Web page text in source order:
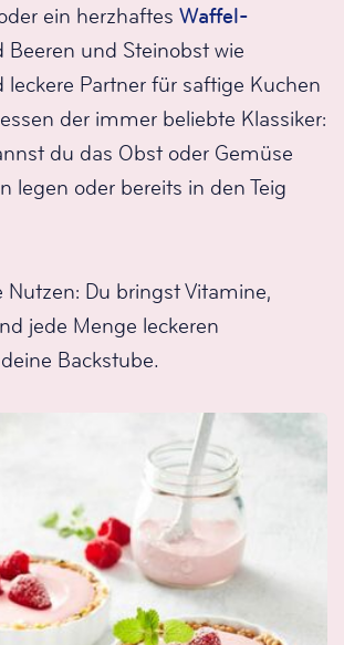
ein herzhaftes Waffel-
Beeren und Steinobst wie
leckere Partner für saftige Kuchen
der immer beliebte Klassiker:
du das Obst oder Gemüse
legen oder bereits in den Teig
Nutzen: Du bringst Vitamine,
jede Menge leckeren
Backstube.